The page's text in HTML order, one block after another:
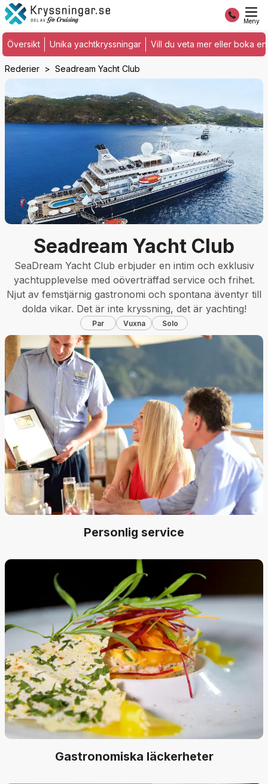
Meny
Översikt Unika yachtkryssningar Vill du veta mer eller boka
Rederier Seadream Yacht Club
Seadream Yacht Club
SeaDream Yacht Club erbjuder en intim och exklusiv
yachtupplevelse med oöverträffad service och frihet.
Njut av femstjärnig gastronomi och spontana äventyr till
dolda vikar. Det är inte kryssning, det är yachting!
Par Vuxna Solo
Personlig service
Gastronomiska läckerheter